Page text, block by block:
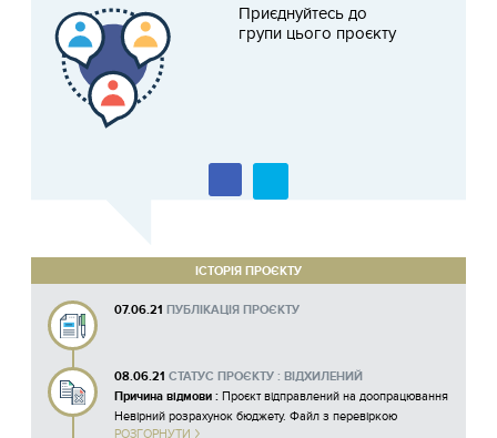
Приєднуйтесь до
групи цього проєкту
ІСТОРІЯ ПРОЄКТУ
07.06.21 ПУБЛІКАЦІЯ ПРОЄКТУ
08.06.21 СТАТУС ПРОЄКТУ : ВІДХИЛЕНИЙ
Причина відмови : Проєкт відправлений на доопрацювання
Невірний розрахунок бюджету. Файл з перевіркою
РОЗГОРНУТИ